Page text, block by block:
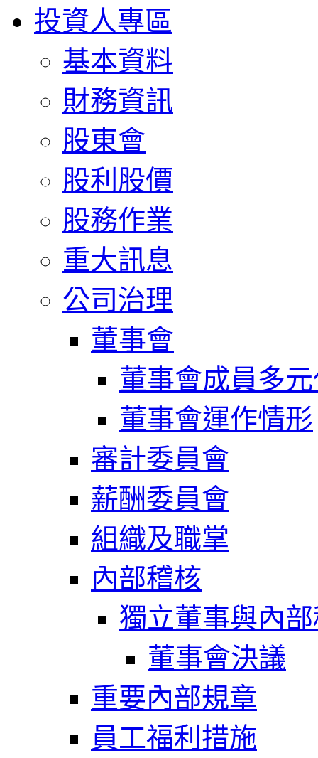
投資人專區
基本資料
財務資訊
股東會
股利股價
股務作業
重大訊息
公司治理
董事會
董事會成員多
董事會運作情形
審計委員會
薪酬委員會
組織及職掌
內部稽核
獨立董事與內
董事會決議
重要內部規章
員工福利措施